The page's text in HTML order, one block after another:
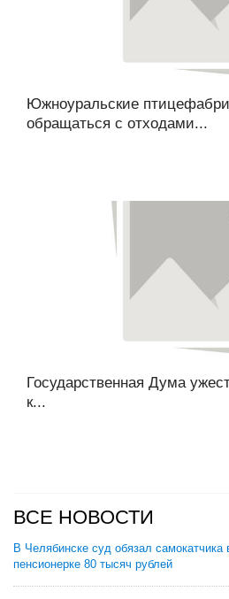
Южноуральские
обращаться с отходами...
Государственная Дума
к...
ВСЕ НОВОСТИ
В Челябинске суд обязал самокатчика
пенсионерке 80 тысяч рублей